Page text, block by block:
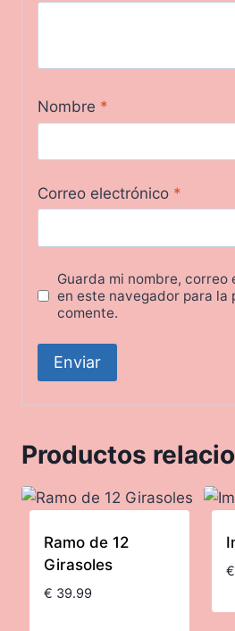
Nombre *
Correo electrónico *
Guarda mi nombre,
en este navegador para la
comente.
Productos
Ramo de 12
Girasoles
€ 39.99
€